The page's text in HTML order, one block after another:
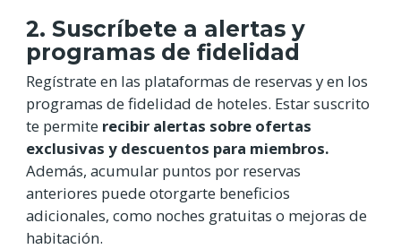
2. Suscríbete a alertas y
programas de fidelidad
Regístrate en las plataformas de reservas y en los
programas de fidelidad de hoteles. Estar suscrito
te permite recibir alertas sobre ofertas
exclusivas y descuentos para miembros.
Además, acumular puntos por reservas
anteriores puede otorgarte beneficios
adicionales, como noches gratuitas o mejoras de
habitación.